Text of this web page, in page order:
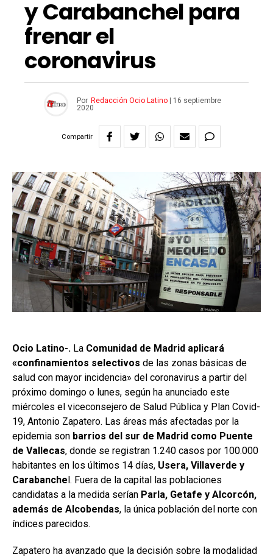
y Carabanchel para
frenar el
coronavirus
Por Redacción Ocio Latino
16 septiembre
2020
Compartir
Ocio Latino-. La Comunidad de Madrid aplicará
«confinamientos selectivos de las zonas básicas de
salud con mayor incidencia» del coronavirus a partir del
próximo domingo o lunes, según ha anunciado este
miércoles el viceconsejero de Salud Pública y Plan Covid-
19, Antonio Zapatero. Las áreas más afectadas por la
epidemia son barrios del sur de Madrid como Puente
de Vallecas, donde se registran 1.240 casos por 100.000
habitantes en los últimos 14 días, Usera, Villaverde y
Carabanchel. Fuera de la capital las poblaciones
candidatas a la medida serían Parla, Getafe y Alcorcón,
además de Alcobendas, la única población del norte con
índices parecidos.
Zapatero ha avanzado que la decisión sobre la modalidad